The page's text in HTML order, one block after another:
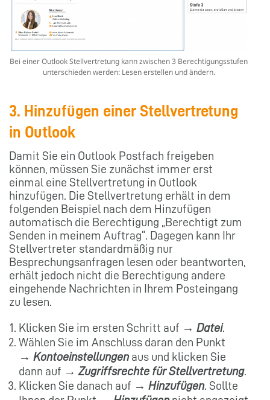
Bei einer Outlook Stellvertretung kann zwischen 3 Berechtigungsstufen
unterschieden werden: Lesen erstellen und ändern.
3. Hinzufügen einer Stellvertretung
in Outlook
Damit Sie ein Outlook Postfach freigeben
können, müssen Sie zunächst immer erst
einmal eine Stellvertretung in Outlook
hinzufügen. Die Stellvertretung erhält in dem
folgenden Beispiel nach dem Hinzufügen
automatisch die Berechtigung „Berechtigt zum
Senden in meinem Auftrag“. Dagegen kann Ihr
Stellvertreter standardmäßig nur
Besprechungsanfragen lesen oder beantworten,
erhält jedoch nicht die Berechtigung andere
eingehende Nachrichten in Ihrem Posteingang
zu lesen.
Klicken Sie im ersten Schritt auf → Datei.
Wählen Sie im Anschluss daran den Punkt
→ Kontoeinstellungen aus und klicken Sie
dann auf → Zugriffsrechte für Stellvertretung.
Klicken Sie danach auf → Hinzufügen. Sollte